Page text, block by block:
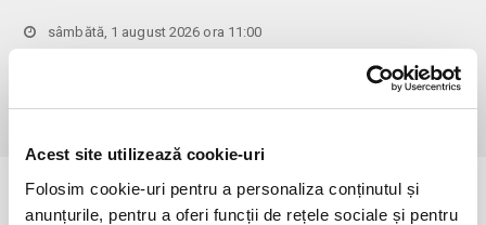
Acest site utilizează cookie-uri
Folosim cookie-uri pentru a personaliza conținutul și
anunțurile, pentru a oferi funcții de rețele sociale și pentru
sâmbătă, 1 august 2026 ora 11:00
Evenimentul a expirat.